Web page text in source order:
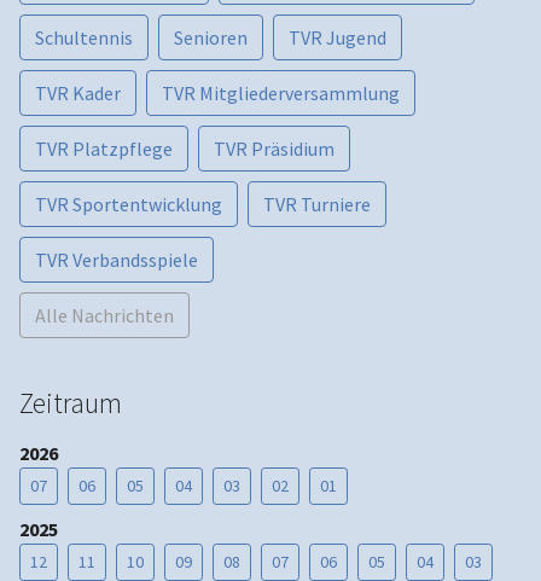
Schultennis Senioren TVR Jugend
TVR Kader TVR Mitgliederversammlung
TVR Platzpflege TVR Präsidium
TVR Sportentwicklung TVR Turniere
TVR Verbandsspiele
Alle Nachrichten
Zeitraum
2026
07 06 05 04 03 02 01
2025
12 11 10 09 08 07 06 05 04 03